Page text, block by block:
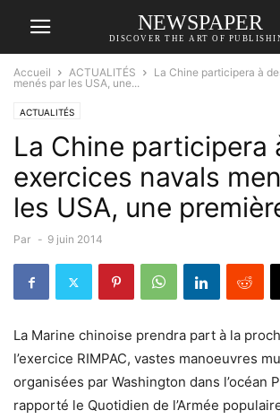
NEWSPAPER
DISCOVER THE ART OF
Accueil ACTUALITÉS
La Chine participera à
menés par les USA, une...
ACTUALITÉS
La Chine participera
exercices navals
les USA, une
Par - 9 juin 2014
La Marine chinoise prendra part à la
l’exercice RIMPAC, vastes manoeuvres
organisées par Washington dans l’océan
rapporté le Quotidien de l’Armée